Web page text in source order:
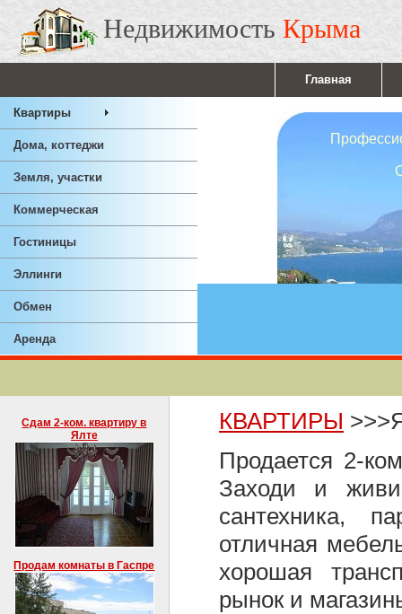
Недвижимость Крыма
Главная
Квартиры
Дома, коттеджи
Земля, участки
Коммерческая
Гостиницы
Эллинги
Обмен
Аренда
Сдам 2-ком. квартиру в
Ялте
Продам комнаты в Гаспре
КВАРТИРЫ
Продается 2-
Заходи и
сантехника,
отличная
хорошая
рынок и